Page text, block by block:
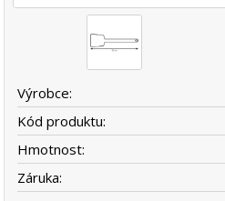
Výrobce:
Kód produktu:
Hmotnost:
Záruka: